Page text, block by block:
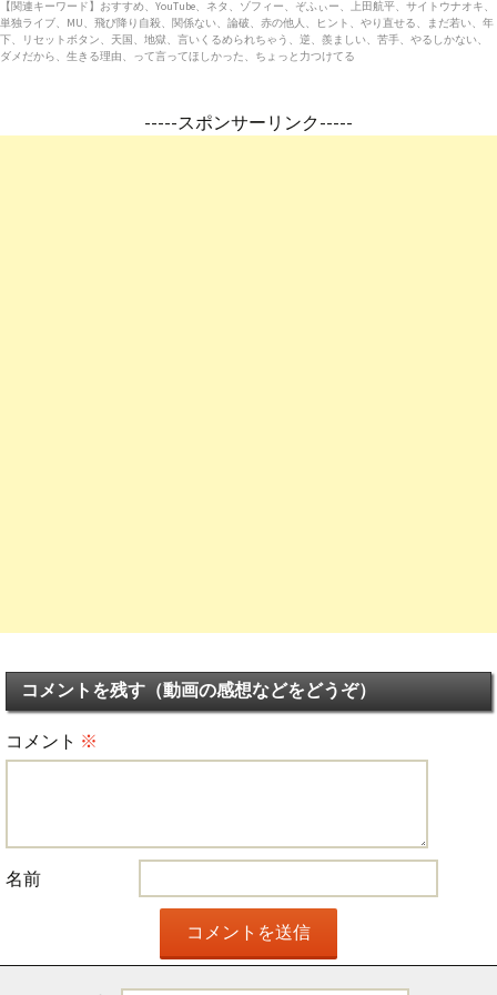
【関連キーワード】おすすめ、YouTube、ネタ、ゾフィー、ぞふぃー、上田航平、サイトウナオキ、
単独ライブ、MU、飛び降り自殺、関係ない、論破、赤の他人、ヒント、やり直せる、まだ若い、年
下、リセットボタン、天国、地獄、言いくるめられちゃう、逆、羨ましい、苦手、やるしかない、
ダメだから、生きる理由、って言ってほしかった、ちょっと力つけてる
-----スポンサーリンク-----
コメントを残す（動画の感想などをどうぞ）
コメント ※
名前